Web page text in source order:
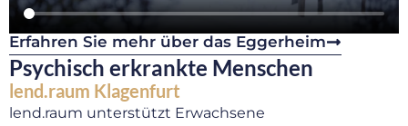
Erfahren Sie mehr über das Eggerheim
Psychisch erkrankte Menschen
lend.raum Klagenfurt
lend.raum unterstützt Erwachsene